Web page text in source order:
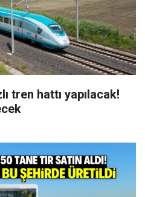
tren hattı yapılacak!